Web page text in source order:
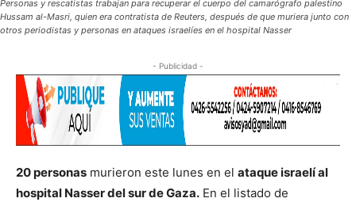
Personas y rescatistas trabajan para recuperar el cuerpo del camarógrafo palestino
Hussam al-Masri, quien era contratista de Reuters, después de que muriera junto con
otros periodistas y personas en ataques israelíes en el hospital Nasser
- Publicidad -
20 personas murieron este lunes en el ataque israelí al
hospital Nasser del sur de Gaza. En el listado de